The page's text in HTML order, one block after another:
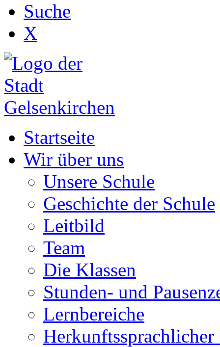
Suche
X
Startseite
Wir über uns
Unsere Schule
Geschichte der Schule
Leitbild
Team
Die Klassen
Stunden- und
Lernbereiche